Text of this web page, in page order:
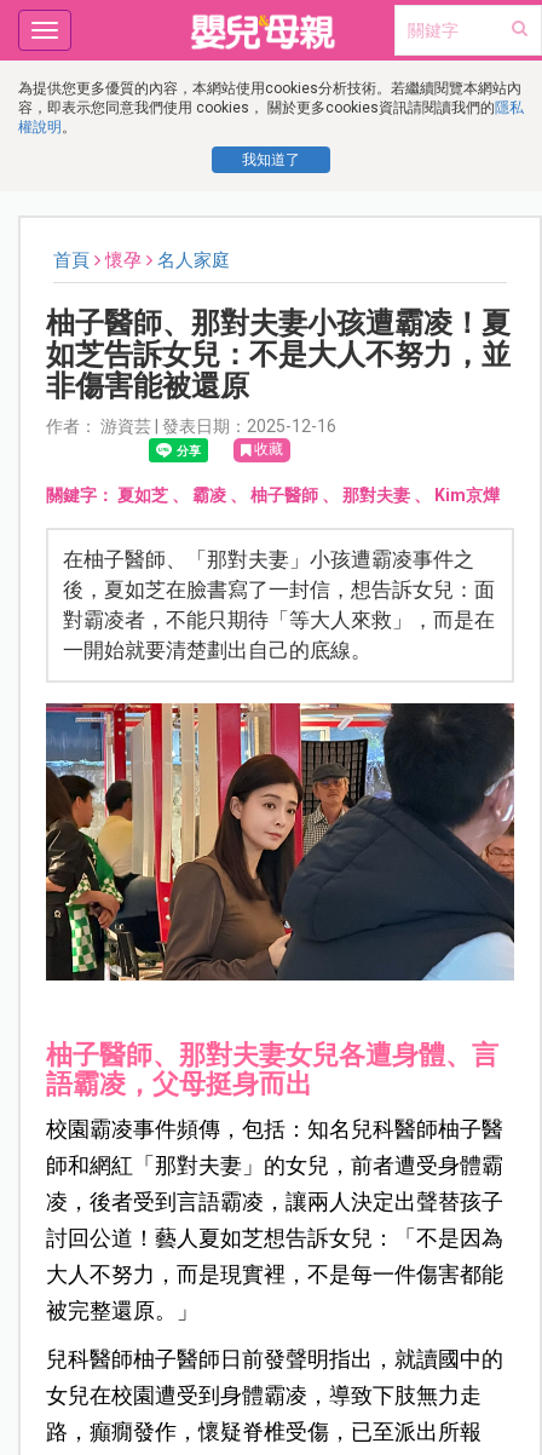
為提供您更多優質的內容，本網站使用cookies分析技術。若繼續閱覽本網站內
容，即表示您同意我們使用 cookies， 關於更多cookies資訊請閱讀我們的隱私
權說明 。
我知道了
Toggle
navigation
首頁 懷孕 名人家庭
柚子醫師、那對夫妻小孩遭霸凌！夏
如芝告訴女兒：不是大人不努力，並
非傷害能被還原
作者： 游資芸 | 發表日期：2025-12-16
收藏
關鍵字： 夏如芝、 霸凌、 柚子醫師、 那對夫妻、 Kim京燁
在柚子醫師、「那對夫妻」小孩遭霸凌事件之
後，夏如芝在臉書寫了一封信，想告訴女兒：面
對霸凌者，不能只期待「等大人來救」，而是在
一開始就要清楚劃出自己的底線。
柚子醫師、那對夫妻女兒各遭身體、言
語霸凌，父母挺身而出
校園霸凌事件頻傳，包括：知名兒科醫師柚子醫
師和網紅「那對夫妻」的女兒，前者遭受身體霸
凌，後者受到言語霸凌，讓兩人決定出聲替孩子
討回公道！藝人夏如芝想告訴女兒：「不是因為
大人不努力，而是現實裡，不是每一件傷害都能
被完整還原。」
兒科醫師柚子醫師日前發聲明指出，就讀國中的
女兒在校園遭受到身體霸凌，導致下肢無力走
路，癲癇發作，懷疑脊椎受傷，已至派出所報